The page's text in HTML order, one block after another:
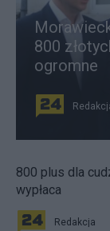
800
ogromne
800 plus dla
wypłaca
Redakcja